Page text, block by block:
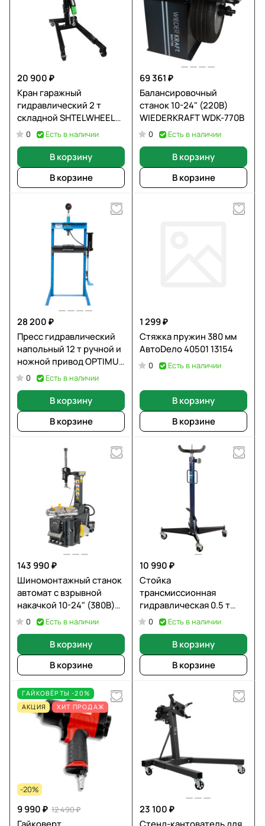
20 900 ₽
Кран гаражный
гидравлический 2 т
складной SHTELWHEEL
T62202
0 Есть в наличии
В корзину
В корзине
69 361 ₽
Балансировочный
станок 10-24" (220В)
WIEDERKRAFT WDK-770B
0 Есть в наличии
В корзину
В корзине
28 200 ₽
Пресс гидравлический
напольный 12 т ручной и
ножной привод OPTIMUS
OPT-212F
0 Есть в наличии
В корзину
В корзине
1 299 ₽
Стяжка пружин 380 мм
АвтоDело 40501 13154
0 Есть в наличии
В корзину
В корзине
143 990 ₽
Шиномонтажный станок
автомат с взрывной
накачкой 10-24" (380В)
WIEDERKRAFT WDK-
709238
0 Есть в наличии
В корзину
В корзине
10 990 ₽
Стойка
трансмиссионная
гидравлическая 0.5 т
OPTIMUS OPT-155K
0 Есть в наличии
В корзину
В корзине
ГАЙКОВЁРТЫ -20%
АКЦИЯ
ХИТ ПРОДАЖ
-20%
9 990 ₽ 12 490 ₽
Гайковерт
23 100 ₽
Стенд-кантователь для